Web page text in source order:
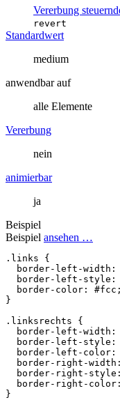
Vererbung
revert
Standardwert
medium
anwendbar auf
alle Elemente
Vererbung
nein
animierbar
ja
Beispiel
Beispiel ansehen …
.links
{
border-left-width :
border-left-style :
border-color : #fcc ;
}
.linksrechts
{
border-left-width :
border-left-style :
border-left-color :
border-right-width :
border-right-style :
border-right-color :
}